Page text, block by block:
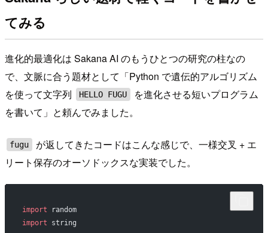
てみる
進化的最適化は Sakana AI のもうひとつの研究の柱なの
で、文脈に合う題材として「Python で遺伝的アルゴリズム
を使って文字列
HELLO FUGU
を進化させる短いプログラム
を書いて」と頼んでみました。
fugu
が返してきたコードはこんな感じで、一様交叉 + エ
リート保存のオーソドックスな実装でした。
import random
import string